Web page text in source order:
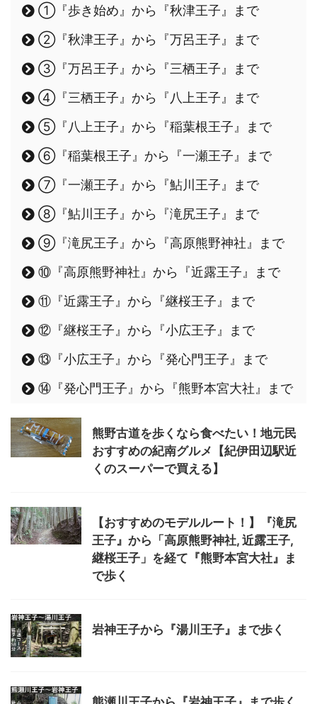
①『歩き始め』から『秋津王子』まで
②『秋津王子』から『万呂王子』まで
③『万呂王子』から『三栖王子』まで
④『三栖王子』から『八上王子』まで
⑤『八上王子』から『稲葉根王子』まで
⑥『稲葉根王子』から『一瀬王子』まで
⑦『一瀬王子』から『鮎川王子』まで
⑧『鮎川王子』から『滝尻王子』まで
⑨『滝尻王子』から『高原熊野神社』まで
⑩『高原熊野神社』から『近露王子』まで
⑪『近露王子』から『継桜王子』まで
⑫『継桜王子』から『小広王子』まで
⑬『小広王子』から『発心門王子』まで
⑭『発心門王子』から『熊野本宮大社』まで
熊野古道を歩くなら食べたい！地元民
おすすめの紀南グルメ【紀伊田辺駅近
くのスーパーで買える】
【おすすめのモデルルート！】『滝尻
王子』から「高原熊野神社, 近露王子,
継桜王子」を経て『熊野本宮大社』ま
で歩く
岩神王子から『湯川王子』まで歩く